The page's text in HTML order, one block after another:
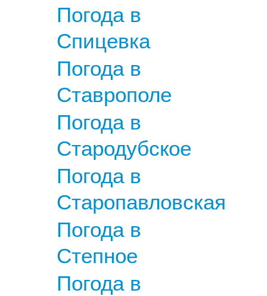
Погода в
Спицевка
Погода в
Ставрополе
Погода в
Стародубское
Погода в
Старопавловская
Погода в
Степное
Погода в